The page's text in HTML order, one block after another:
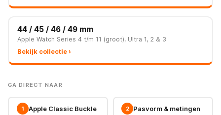
44 / 45 / 46 / 49 mm
Apple Watch Series 4 t/m 11 (groot), Ultra 1, 2 & 3
Bekijk collectie ›
GA DIRECT NAAR
1 Apple Classic Buckle 2 Pasvorm & metingen